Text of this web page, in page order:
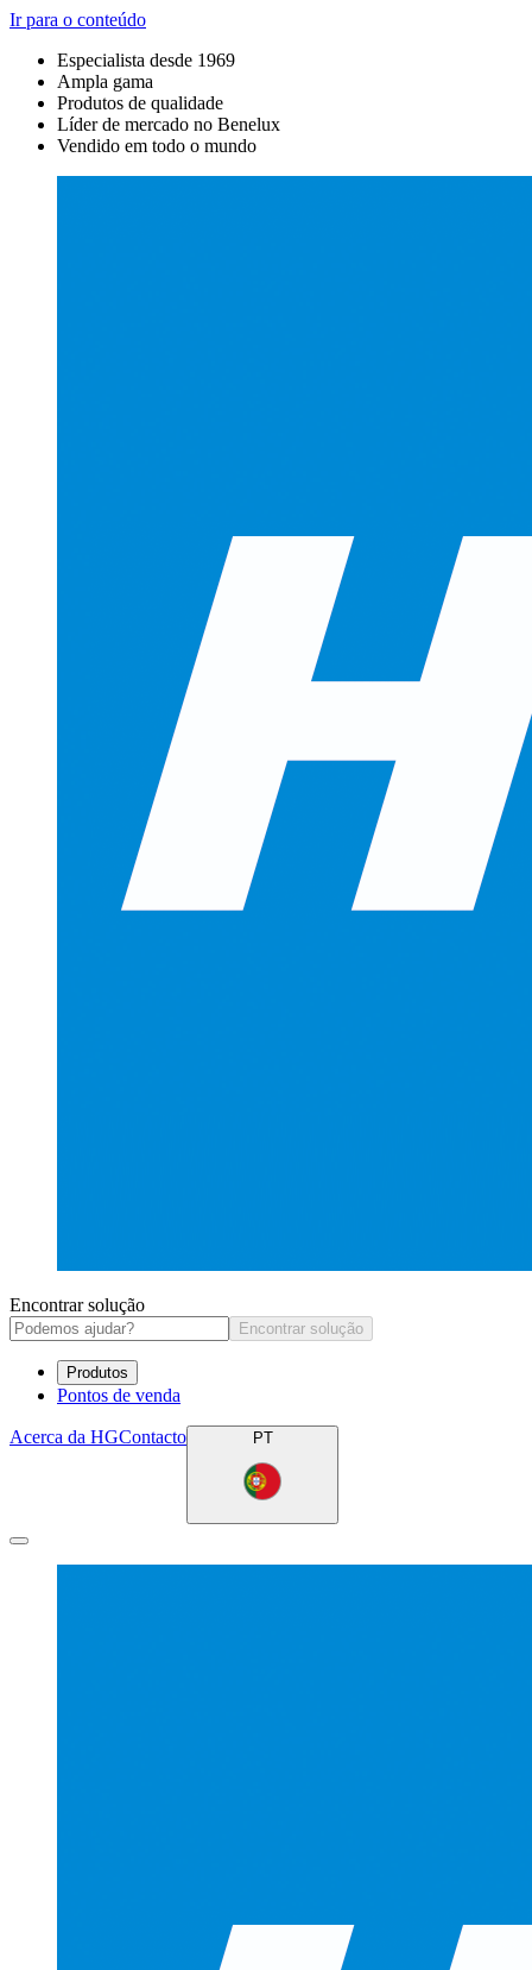
Ir para o conteúdo
Especialista desde 1969
Ampla gama
Produtos de qualidade
Líder de mercado no Benelux
Vendido em todo o mundo
Encontrar solução
Encontrar solução
Produtos
Pontos de venda
Acerca da HGContacto PT